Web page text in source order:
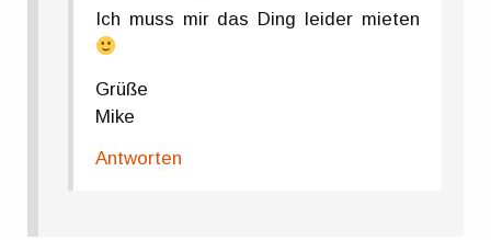
Ich muss mir das Ding leider mieten
Grüße
Mike
Antworten